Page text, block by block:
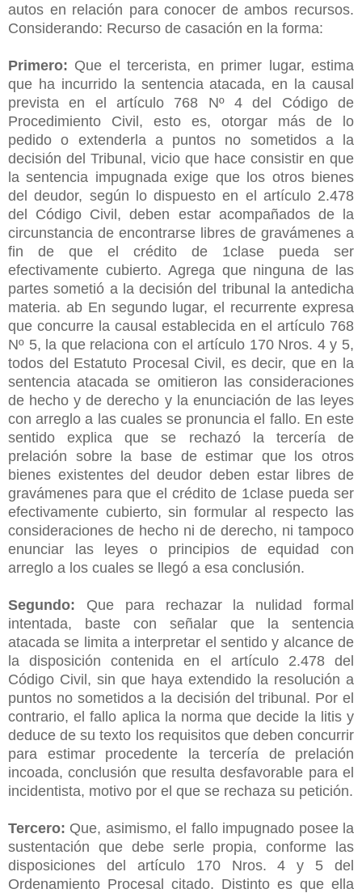
autos en relación para conocer de ambos recursos.
Considerando: Recurso de casación en la forma:
Primero: Que el tercerista, en primer lugar, estima
que ha incurrido la sentencia atacada, en la causal
prevista en el artículo 768 Nº 4 del Código de
Procedimiento Civil, esto es, otorgar más de lo
pedido o extenderla a puntos no sometidos a la
decisión del Tribunal, vicio que hace consistir en que
la sentencia impugnada exige que los otros bienes
del deudor, según lo dispuesto en el artículo 2.478
del Código Civil, deben estar acompañados de la
circunstancia de encontrarse libres de gravámenes a
fin de que el crédito de 1clase pueda ser
efectivamente cubierto. Agrega que ninguna de las
partes sometió a la decisión del tribunal la antedicha
materia. ab En segundo lugar, el recurrente expresa
que concurre la causal establecida en el artículo 768
Nº 5, la que relaciona con el artículo 170 Nros. 4 y 5,
todos del Estatuto Procesal Civil, es decir, que en la
sentencia atacada se omitieron las consideraciones
de hecho y de derecho y la enunciación de las leyes
con arreglo a las cuales se pronuncia el fallo. En este
sentido explica que se rechazó la tercería de
prelación sobre la base de estimar que los otros
bienes existentes del deudor deben estar libres de
gravámenes para que el crédito de 1clase pueda ser
efectivamente cubierto, sin formular al respecto las
consideraciones de hecho ni de derecho, ni tampoco
enunciar las leyes o principios de equidad con
arreglo a los cuales se llegó a esa conclusión.
Segundo: Que para rechazar la nulidad formal
intentada, baste con señalar que la sentencia
atacada se limita a interpretar el sentido y alcance de
la disposición contenida en el artículo 2.478 del
Código Civil, sin que haya extendido la resolución a
puntos no sometidos a la decisión del tribunal. Por el
contrario, el fallo aplica la norma que decide la litis y
deduce de su texto los requisitos que deben concurrir
para estimar procedente la tercería de prelación
incoada, conclusión que resulta desfavorable para el
incidentista, motivo por el que se rechaza su petición.
Tercero: Que, asimismo, el fallo impugnado posee la
sustentación que debe serle propia, conforme las
disposiciones del artículo 170 Nros. 4 y 5 del
Ordenamiento Procesal citado. Distinto es que ella